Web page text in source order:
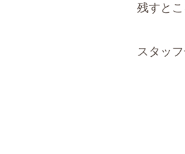
残すと
スタッ